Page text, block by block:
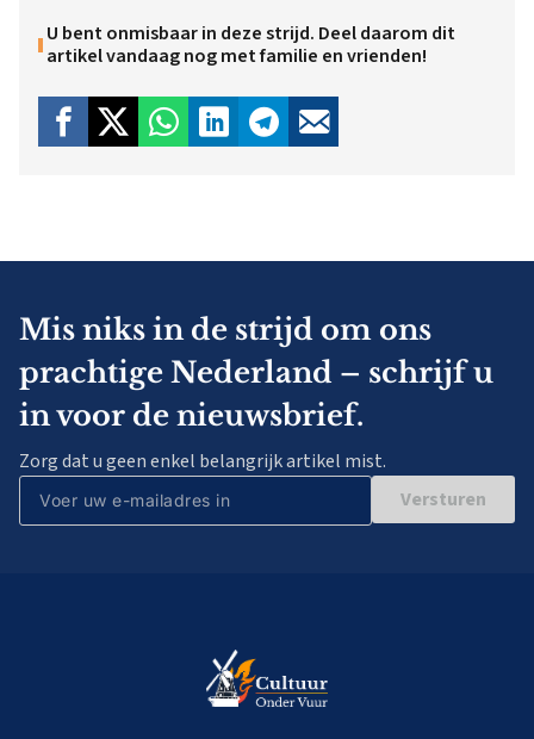
U bent onmisbaar in deze strijd. Deel daarom dit
artikel vandaag nog met familie en vrienden!
Mis niks in de strijd om ons
prachtige Nederland – schrijf u
in voor de nieuwsbrief.
Zorg dat u geen enkel belangrijk artikel mist.
Versturen